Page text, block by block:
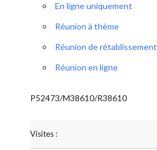
En ligne uniquement
Réunion à thème
Réunion de rétablissement
Réunion en ligne
P52473/M38610/R38610
Visites :